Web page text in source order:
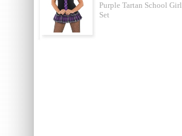
Purple Tartan School Girl
Set